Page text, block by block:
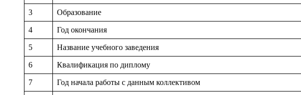
3 Образование
4 Год окончания
5 Название учебного заведения
6 Квалификация по диплому
7 Год начала работы с данным коллективом